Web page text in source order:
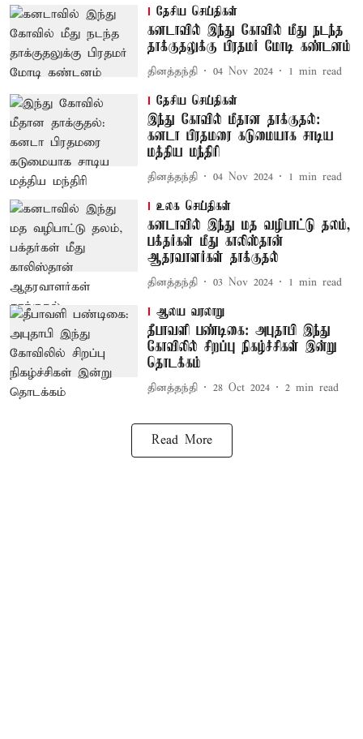
தேசிய செய்திகள்
கனடாவில் இந்து கோவில் மீது நடந்த
தாக்குதலுக்கு பிரதமர் மோடி கண்டனம்
தினத்தந்தி 04 Nov 2024 1 min read
தேசிய செய்திகள்
இந்து கோவில் மீதான தாக்குதல்:
கனடா பிரதமரை கடுமையாக சாடிய
மத்திய மந்திரி
தினத்தந்தி 04 Nov 2024 1 min read
உலக செய்திகள்
கனடாவில் இந்து மத வழிபாட்டு தலம்,
பக்தர்கள் மீது காலிஸ்தான்
ஆதரவாளர்கள் தாக்குதல்
தினத்தந்தி 03 Nov 2024 1 min read
ஆலய வரலாறு
தீபாவளி பண்டிகை: அபுதாபி இந்து
கோவிலில் சிறப்பு நிகழ்ச்சிகள் இன்று
தொடக்கம்
தினத்தந்தி 28 Oct 2024 2 min read
Read More